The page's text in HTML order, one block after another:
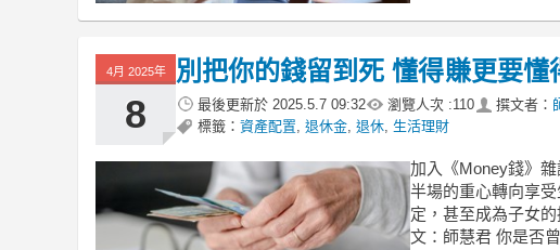
4月 2025年
8
別把你的錢留到死 懂得賺更要
最後更新於 2025.5.7 09:32 瀏覽人次 :110 撰文者：
標籤： 資產配置 退休金 退休 生活理財
加入《Money錢》
半場的重心轉向享
定，甚至成為子女
文：師慧君 你是否